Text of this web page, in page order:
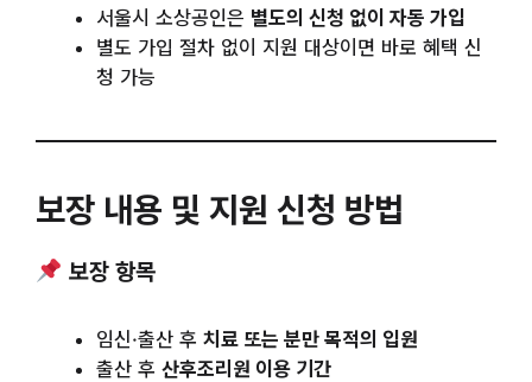
서울시 소상공인은 별도의 신청 없이 자동 가입
별도 가입 절차 없이 지원 대상이면 바로 혜택 신
청 가능
보장 내용 및 지원 신청 방법
보장 항목
임신·출산 후 치료 또는 분만 목적의 입원
출산 후 산후조리원 이용 기간